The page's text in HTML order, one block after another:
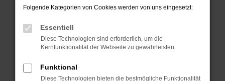
Prüfe deine Browsererweiterungen.
das Laden bestimmter Seiten verhindern.
Funktioniert die Seite in einem anderen Browser
oder in einem privaten Fenster?
Das kann manchmal helfen, vorübergehende
Folgende Kategorien von Cookies werden von uns eingesetzt:
Essentiell
Diese Technologien sind erforderlich, um die
Kernfunktionalität der Webseite zu gewährleisten.
Funktional
Diese Technologien bieten die bestmögliche Funktionalität